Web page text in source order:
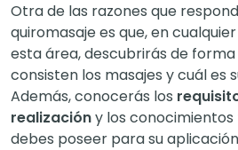
Otra de las razones que
quiromasaje es que, en
esta área, descubrirás de
consisten los masajes y cuál es
Además, conocerás los
realizacióny los
debes poseer para su